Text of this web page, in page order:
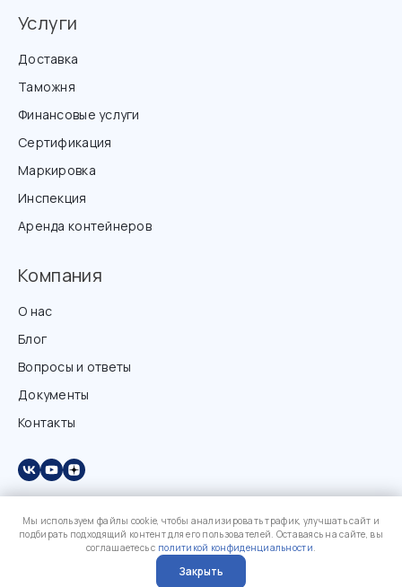
Услуги
Доставка
Таможня
Финансовые услуги
Сертификация
Маркировка
Инспекция
Аренда контейнеров
Компания
О нас
Блог
Вопросы и ответы
Документы
Контакты
Мы используем файлы cookie, чтобы анализировать трафик, улучшать сайт и
подбирать подходящий контент для его пользователей. Оставаясь на сайте, вы
соглашаетесь с политикой конфиденциальности.
Закрыть